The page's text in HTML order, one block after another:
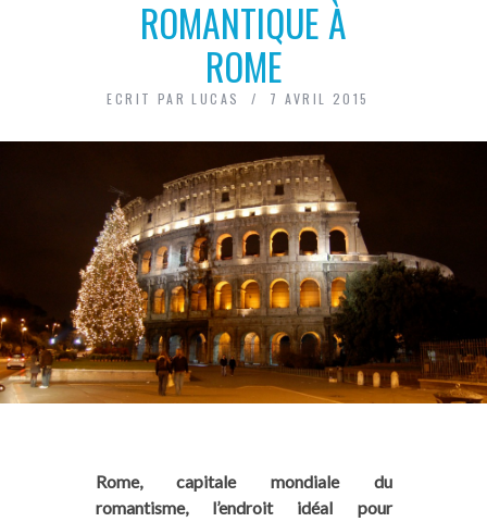
ROMANTIQUE À
ROME
ECRIT PAR LUCAS 7 AVRIL 2015
Rome, capitale mondiale du
romantisme, l’endroit idéal pour